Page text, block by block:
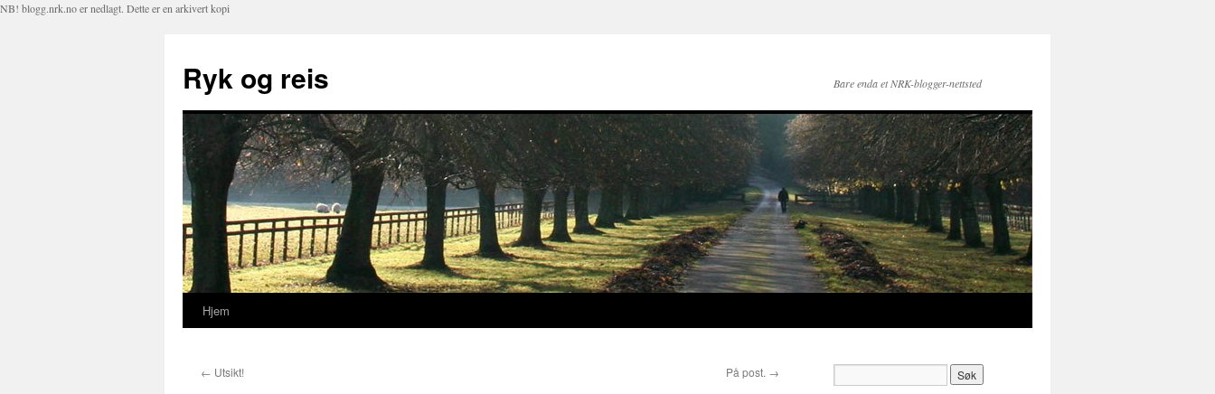
NB! blogg.nrk.no er nedlagt. Dette er en arkivert kopi
Ryk og reis Bare enda et NRK-blogger-nettsted
Hopp
innhold
Hjem
← Utsikt! På post. →